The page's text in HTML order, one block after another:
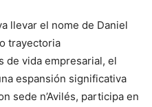
llevar el nome de Daniel
trayectoria
de vida empresarial, el
espansión significativa
sede n’Avilés, participa en